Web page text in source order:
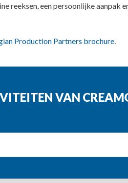
reeksen, een persoonlijke aanpak
Production Partners brochure
VAN